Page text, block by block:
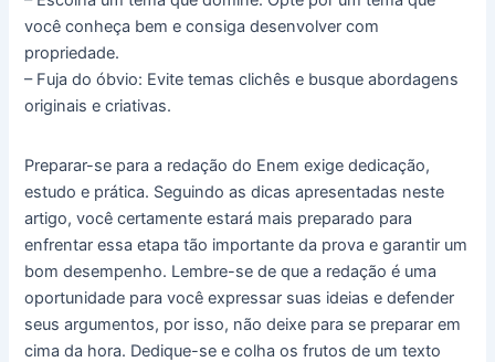
você conheça bem e consiga desenvolver com
propriedade.
– Fuja do óbvio: Evite temas clichês e busque abordagens
originais e criativas.
Preparar-se para a redação do Enem exige dedicação,
estudo e prática. Seguindo as dicas apresentadas neste
artigo, você certamente estará mais preparado para
enfrentar essa etapa tão importante da prova e garantir um
bom desempenho. Lembre-se de que a redação é uma
oportunidade para você expressar suas ideias e defender
seus argumentos, por isso, não deixe para se preparar em
cima da hora. Dedique-se e colha os frutos de um texto